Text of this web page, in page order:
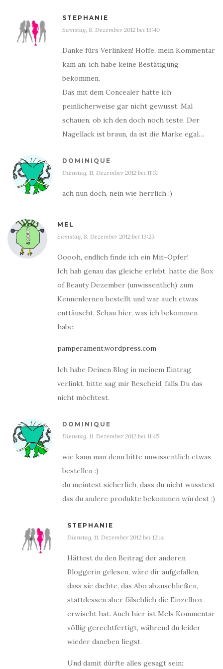
STEPHANIE
Samstag, 8. Dezember 2012 bei 13:40
Danke fürs Verlinken! Hoffe, mein Kommentar
kam an; ich habe keine Bestätigung
bekommen.
Das mit dem Concealer hatte ich
peinlicherweise gar nicht gewusst. Mal
schauen, ob ich den doch noch teste. Der
Nagellack ist braun, da ist die Marke egal…
DOMINIQUE
Dienstag, 11. Dezember 2012 bei 11:51
ach nun doch, nein wie herrlich :)
MEL
Samstag, 8. Dezember 2012 bei 13:25
Ooooh, endlich finde ich ein Mit-Opfer!
Ich hab genau das gleiche erlebt, hatte die Box
of Beauty Dezember (unwissentlich) zum
Kennenlernen bestellt und war auch etwas
enttäuscht. Schau hier, was ich bekommen
habe:
pamperament.wordpress.com
Ich habe Deinen Blog in meinem Eintrag
verlinkt, bitte sag mir Bescheid, falls Du das
nicht möchtest.
DOMINIQUE
Dienstag, 11. Dezember 2012 bei 11:45
wie kann man denn bitte unwissentlich etwas
bestellen :)
du meintest sicherlich, dass du nicht wusstest
das du andere produkte bekommen würdest ;)
STEPHANIE
Dienstag, 11. Dezember 2012 bei 12:14
Hättest du den Beitrag der anderen
Bloggerin gelesen, wäre dir aufgefallen,
dass sie dachte, das Abo abzuschließen,
stattdessen aber fälschlich die Einzelbox
erwischt hat. Auch hier ist Mels Kommentar
völlig gerechtfertigt, während du leider
wieder daneben liegst.
Und damit dürfte alles gesagt sein: